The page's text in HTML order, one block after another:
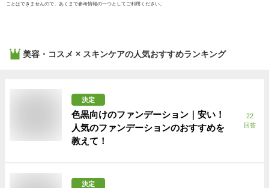
ことはできませんので、あくまで参考情報の一つとしてご利用ください。
美容・コスメ × スキンケアの人気おすすめランキング
決定
色黒向けのファンデーション｜安い！
人気のファンデーションのおすすめを
教えて！
22
回答
決定